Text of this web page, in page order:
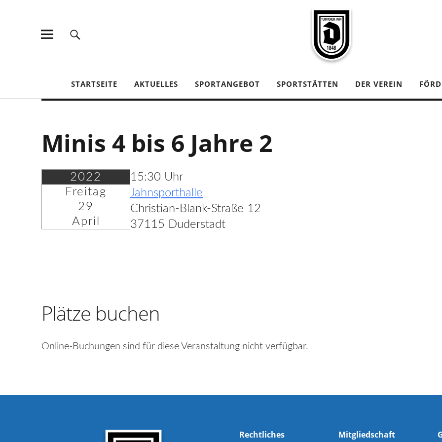
STARTSEITE AKTUELLES SPORTANGEBOT SPORTSTÄTTEN DER VEREIN
Minis 4 bis 6 Jahre 2
2022
Freitag
29
April
15:30 Uhr
Jahnsporthalle
Christian-Blank-Straße 12
37115 Duderstadt
Plätze buchen
Online-Buchungen sind für diese Veranstaltung nicht verfügbar.
Rechtliches Mitgliedschaft